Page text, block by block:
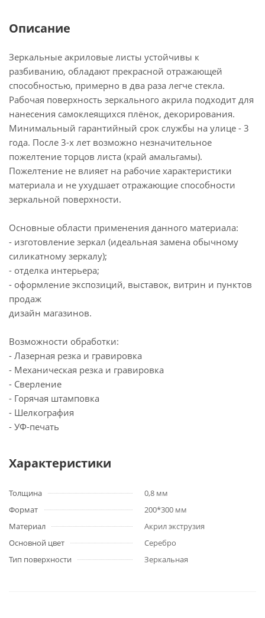
Описание
Зеркальные акриловые листы устойчивы к
разбиванию, обладают прекрасной отражающей
способностью, примерно в два раза легче стекла.
Рабочая поверхность зеркального акрила подходит для
нанесения самоклеящихся плёнок, декорирования.
Минимальный гарантийный срок службы на улице - 3
года. После 3-х лет возможно незначительное
пожелтение торцов листа (край амальгамы).
Пожелтение не влияет на рабочие характеристики
материала и не ухудшает отражающие способности
зеркальной поверхности.
Основные области применения данного материала:
- изготовление зеркал (идеальная замена обычному
силикатному зеркалу);
- отделка интерьера;
- оформление экспозиций, выставок, витрин и пунктов
продаж
дизайн магазинов.
Возможности обработки:
- Лазерная резка и гравировка
- Механическая резка и гравировка
- Сверление
- Горячая штамповка
- Шелкография
- УФ-печать
Характеристики
Толщина
0,8 мм
Формат
200*300 мм
Материал
Акрил экструзия
Основной цвет
Серебро
Тип поверхности
Зеркальная